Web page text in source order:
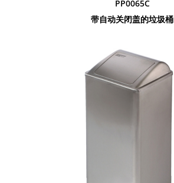
PP0065C
带自动关闭盖的垃圾桶